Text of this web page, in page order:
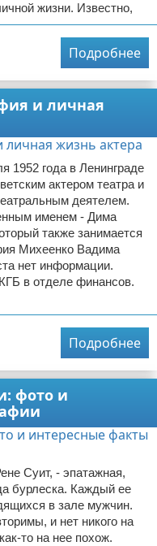
жизни. Известно,
Подробнее
и личная
1952 года в Ленинграде
актером театра и
деятелем.
именем - Дима
также занимается
Михеенко Вадима
нет информации.
в отделе финансов.
Подробнее
фото и
Суит, - эпатажная,
бурлеска. Каждый ее
в зале мужчин.
и нет никого на
то на нее похож.